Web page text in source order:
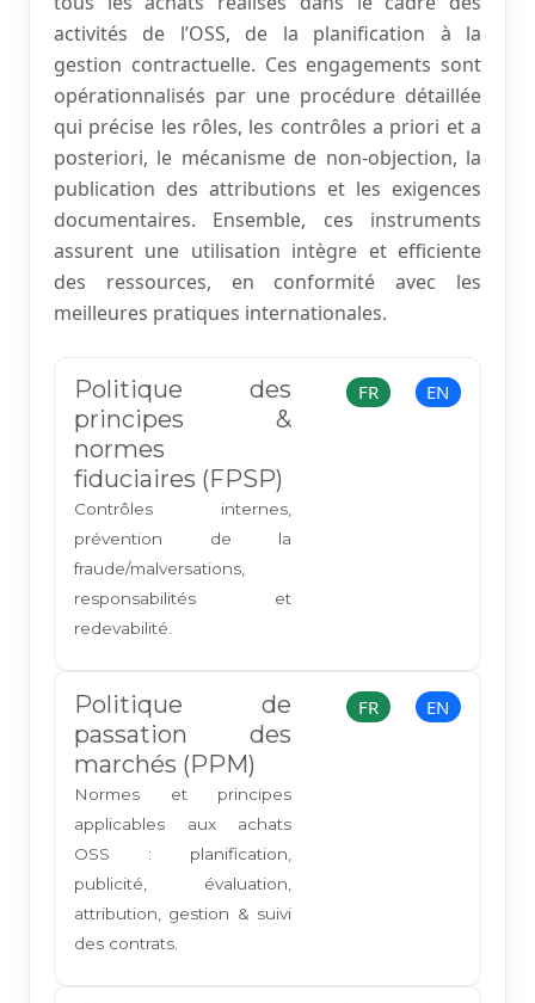
activités de l’OSS, de la planification à la
gestion contractuelle. Ces engagements sont
opérationnalisés par une procédure détaillée
qui précise les rôles, les contrôles a priori et a
posteriori, le mécanisme de non-objection, la
publication des attributions et les exigences
documentaires. Ensemble, ces instruments
assurent une utilisation intègre et efficiente
des ressources, en conformité avec les
meilleures pratiques internationales.
Politique des
principes &
normes
fiduciaires (FPSP)
Contrôles internes,
prévention de la
fraude/malversations,
responsabilités et
redevabilité.
FR EN
Politique de
passation des
marchés (PPM)
Normes et principes
applicables aux achats
OSS : planification,
publicité, évaluation,
attribution, gestion & suivi
des contrats.
FR EN